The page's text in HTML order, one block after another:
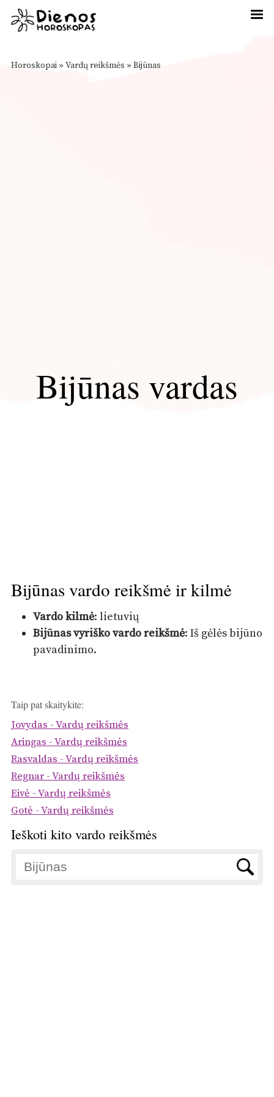
Horoskopai » Vardų reikšmės » Bijūnas
Bijūnas vardas
Bijūnas vardo reikšmė ir kilmė
Vardo kilmė: lietuvių
Bijūnas vyriško vardo reikšmė: Iš gėlės bijūno
pavadinimo.
Taip pat skaitykite:
Jovydas - Vardų reikšmės
Aringas - Vardų reikšmės
Rasvaldas - Vardų reikšmės
Regnar - Vardų reikšmės
Eivė - Vardų reikšmės
Gotė - Vardų reikšmės
Ieškoti kito vardo reikšmės